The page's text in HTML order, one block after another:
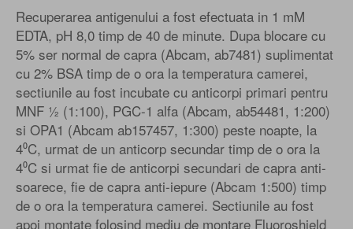
Recuperarea antigenului a fost efectuata in 1 mM
EDTA, pH 8,0 timp de 40 de minute. Dupa blocare cu
5% ser normal de capra (Abcam, ab7481) suplimentat
cu 2% BSA timp de o ora la temperatura camerei,
sectiunile au fost incubate cu anticorpi primari pentru
MNF ½ (1:100), PGC-1 alfa (Abcam, ab54481, 1:200)
si OPA1 (Abcam ab157457, 1:300) peste noapte, la
4⁰C, urmat de un anticorp secundar timp de o ora la
4⁰C si urmat fie de anticorpi secundari de capra anti-
soarece, fie de capra anti-iepure (Abcam 1:500) timp
de o ora la temperatura camerei. Sectiunile au fost
apoi montate folosind mediu de montare Fluoroshield